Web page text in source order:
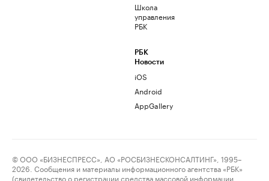
Школа
управления
РБК
РБК
Новости
iOS
Android
AppGallery
© ООО «БИЗНЕСПРЕСС», АО «РОСБИЗНЕСКОНСАЛТИНГ», 1995–
2026. Сообщения и материалы информационного агентства «РБК»
(свидетельство о регистрации средства массовой информации